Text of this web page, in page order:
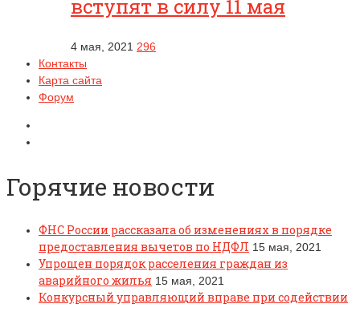
вступят в силу 11 мая
4 мая, 2021 296
Контакты
Карта сайта
Форум
Горячие новости
ФНС России рассказала об изменениях в порядке
предоставления вычетов по НДФЛ 15 мая, 2021
Упрощен порядок расселения граждан из
аварийного жилья 15 мая, 2021
Конкурсный управляющий вправе при содействии